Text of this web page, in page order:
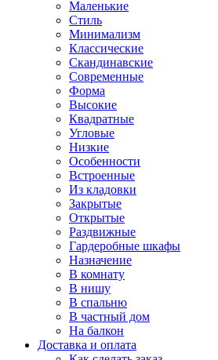
Маленькие
Стиль
Минимализм
Классические
Скандинавские
Современные
Форма
Высокие
Квадратные
Угловые
Низкие
Особенности
Встроенные
Из кладовки
Закрытые
Открытые
Раздвижные
Гардеробные шкафы
Назначение
В комнату
В нишу
В спальню
В частный дом
На балкон
Доставка и оплата